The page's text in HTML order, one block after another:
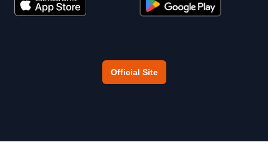
Official Site